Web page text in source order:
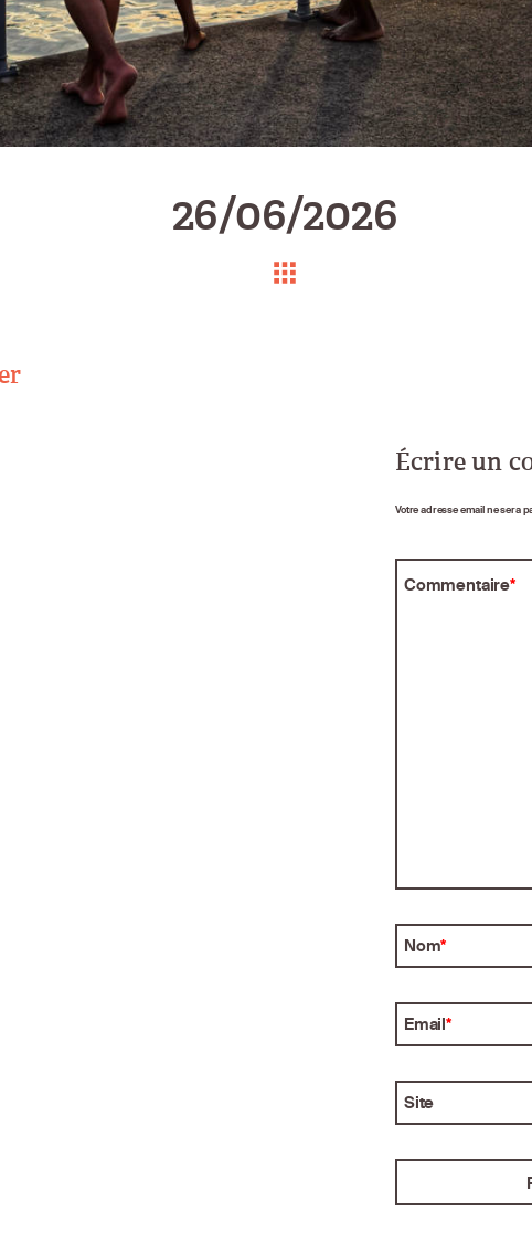
26/06/2026
Écrire un
Votre adresse email ne sera
Commentaire*
Nom*
Email*
Site